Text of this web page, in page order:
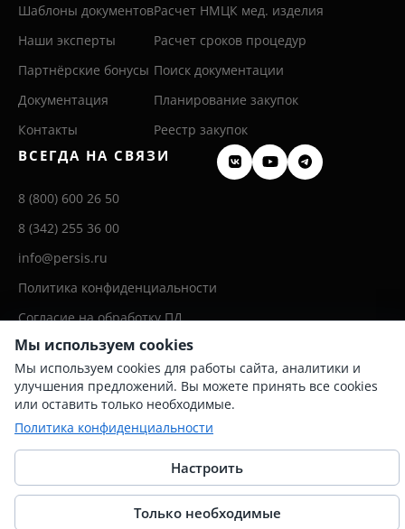
Шаблоны документов
Наши эксперты
Партнёрские бонусы
Документация
Контакты
Расчет НМЦК мед. изделия
Расчет сроков процедур
Поиск документации
Планирование закупок
Реестр закупок
ВСЕГДА НА СВЯЗИ
8 (800) 600 26 50
8 (342) 255 36 00
info@persis.ru
Политика конфиденциальности
Согласие на обработку ПД
© 2025 Перспективные системы
Мы используем cookies
Мы используем cookies для работы сайта, аналитики и
улучшения предложений. Вы можете принять все cookies
или оставить только необходимые.
Политика конфиденциальности
Настроить
Только необходимые